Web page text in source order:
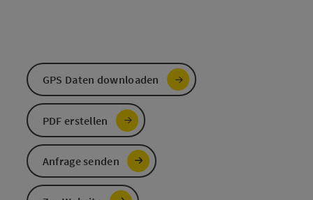
GPS Daten downloaden
PDF erstellen
Anfrage senden